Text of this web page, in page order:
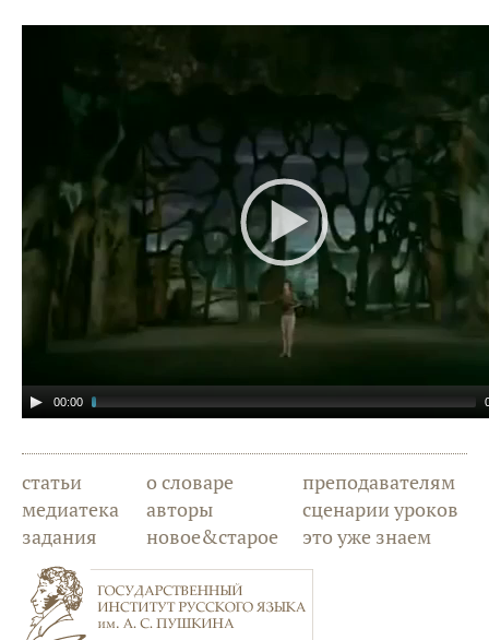
00:00
статьи
медиатека
задания
о словаре
авторы
новое&старое
преподавателям
сценарии уроков
это уже знаем